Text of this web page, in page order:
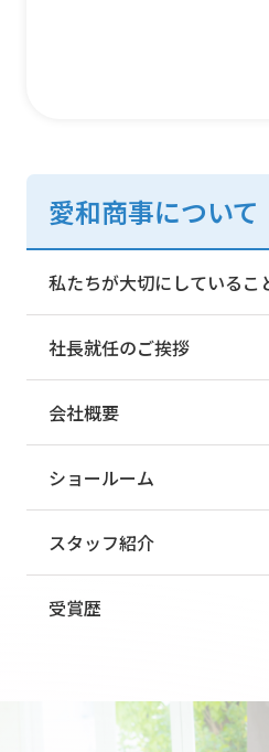
愛和商事について
私たちが大切にしているこ
社長就任のご挨拶
会社概要
ショールーム
スタッフ紹介
受賞歴